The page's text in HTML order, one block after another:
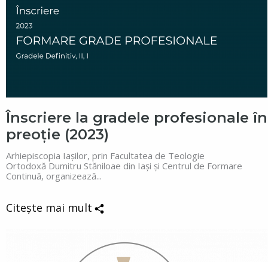
Înscriere la gradele profesionale în
preoție (2023)
Arhiepiscopia Iașilor, prin Facultatea de Teologie
Ortodoxă Dumitru Stăniloae din Iași și Centrul de Formare
Continuă, organizează...
Citește mai mult